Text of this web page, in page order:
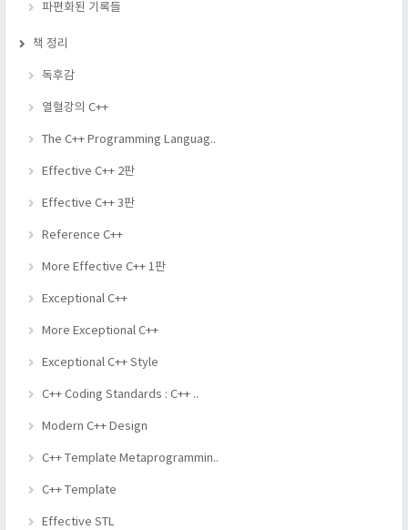
파편화된 기록들
책 정리
독후감
열혈강의 C++
The C++ Programming Languag..
Effective C++ 2판
Effective C++ 3판
Reference C++
More Effective C++ 1판
Exceptional C++
More Exceptional C++
Exceptional C++ Style
C++ Coding Standards : C++ ..
Modern C++ Design
C++ Template Metaprogrammin..
C++ Template
Effective STL